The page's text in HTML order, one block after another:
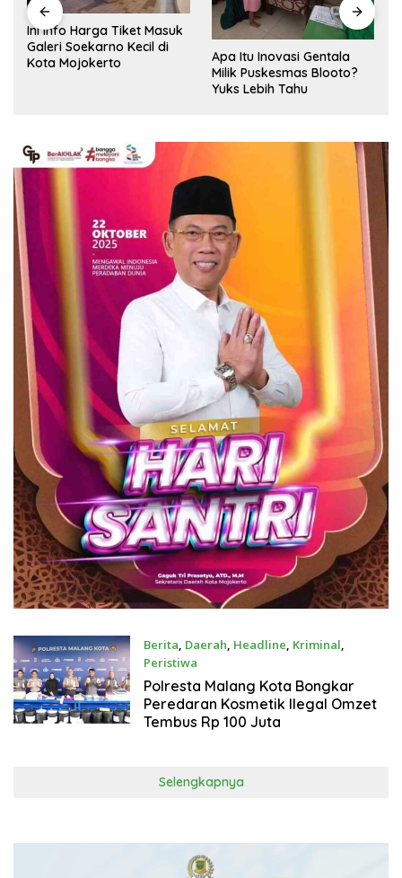
Ini Info Harga Tiket Masuk
Galeri Soekarno Kecil di
Kota Mojokerto
Apa Itu Inovasi Gentala
Milik Puskesmas Blooto?
Yuks Lebih Tahu
Berita, Daerah, Headline, Kriminal,
Peristiwa
Juli 17, 2026
Polresta Malang Kota Bongkar
Peredaran Kosmetik Ilegal Omzet
Tembus Rp 100 Juta
Selengkapnya